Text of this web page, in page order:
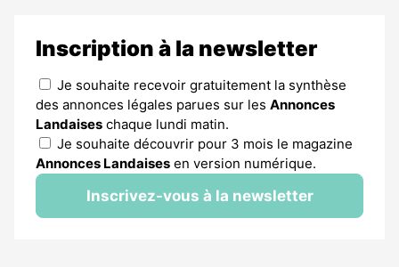
Inscription à la newsletter
Je souhaite recevoir gratuitement la synthèse
des annonces légales parues sur les Annonces
Landaises chaque lundi matin.
Je souhaite découvrir pour 3 mois le magazine
Annonces Landaises en version numérique.
Inscrivez-vous à la newsletter